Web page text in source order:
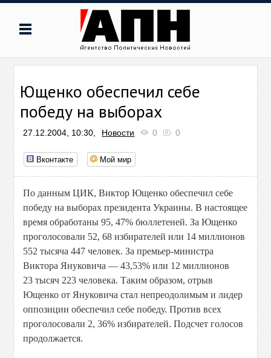
Ющенко обеспечил себе
победу на выборах
27.12.2004, 10:30, Новости 0 0
Вконтакте Мой мир
По данным ЦИК, Виктор Ющенко обеспечил себе
победу на выборах президента Украины. В настоящее
время обработаны 95, 47% бюллетеней. За Ющенко
проголосовали 52, 68 избирателей или 14 миллионов
552 тысяча 447 человек. За премьер-министра
Виктора Януковича — 43,53% или 12 миллионов
23 тысяч 223 человека. Таким образом, отрыв
Ющенко от Януковича стал непреодолимым и лидер
оппозиции обеспечил себе победу. Против всех
проголосовали 2, 36% избирателей. Подсчет голосов
продолжается.